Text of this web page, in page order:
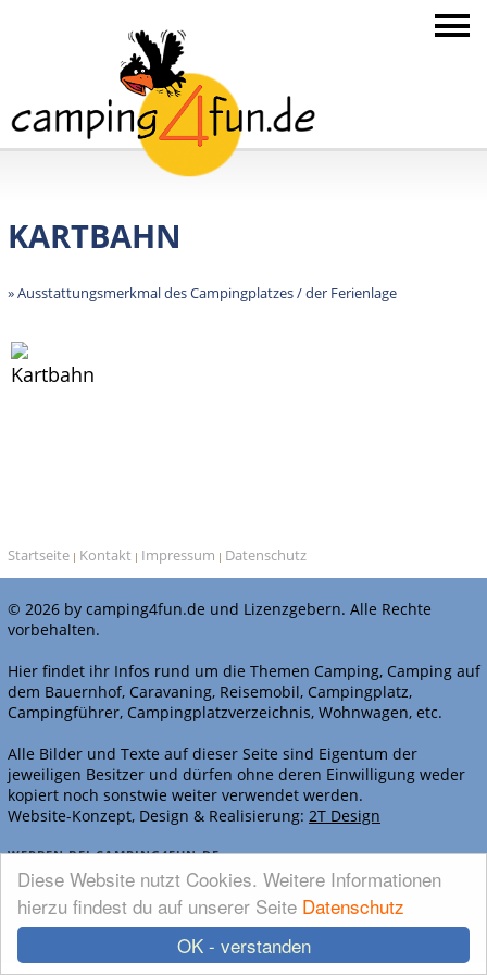
OK - verstanden
Diese Website nutzt Cookies. Weitere Informationen
hierzu findest du auf unserer Seite Datenschutz
KARTBAHN
» Ausstattungsmerkmal des Campingplatzes / der Ferienlage
Startseite | Kontakt | Impressum | Datenschutz
© 2026 by camping4fun.de und Lizenzgebern. Alle Rechte
vorbehalten.
Hier findet ihr Infos rund um die Themen Camping, Camping auf
dem Bauernhof, Caravaning, Reisemobil, Campingplatz,
Campingführer, Campingplatzverzeichnis, Wohnwagen, etc.
Alle Bilder und Texte auf dieser Seite sind Eigentum der
jeweiligen Besitzer und dürfen ohne deren Einwilligung weder
kopiert noch sonstwie weiter verwendet werden.
Website-Konzept, Design & Realisierung: 2T Design
WERBEN BEI CAMPING4FUN.DE